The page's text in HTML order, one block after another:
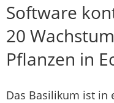
Software
20
Pflanzen in
Das Basilikum ist in